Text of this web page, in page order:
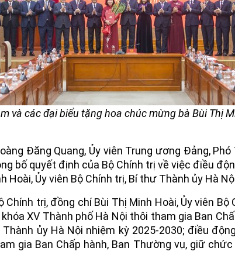
và các đại biểu tặng hoa chúc mừng bà Bùi Thị
Đăng Quang, Ủy viên Trung ương Đảng,
bố quyết định của Bộ Chính trị về việc điều
Hoài, Ủy viên Bộ Chính trị, Bí thư Thành ủy Hà
Chính trị, đồng chí Bùi Thị Minh Hoài, Ủy viên
XV Thành phố Hà Nội thôi tham gia Ban
ủy Hà Nội nhiệm kỳ 2025-2030; điều
gia Ban Chấp hành, Ban Thường vụ, giữ